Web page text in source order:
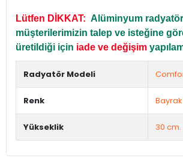
Lütfen DİKKAT: Alüminyum
müşterilerimizin talep ve isteğine
üretildiği için iade ve değişim
Radyatör Modeli
Renk Bayrak
Yükseklik 30 cm.